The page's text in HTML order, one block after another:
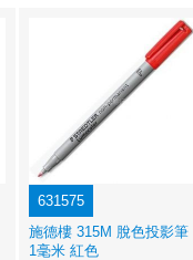
631575
施德樓 315M 脫色投影筆
1毫米 紅色